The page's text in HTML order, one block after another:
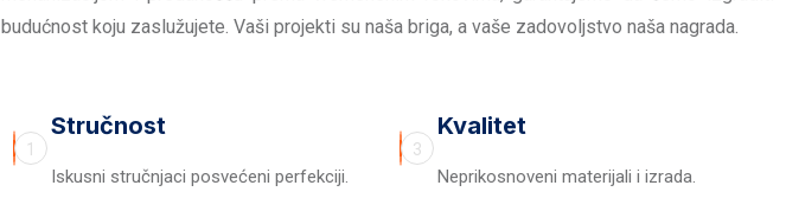
budućnost koju zaslužujete. Vaši projekti su naša briga, a vaše zadovoljstvo naša nagrada.
1
Stručnost
Iskusni stručnjaci posvećeni perfekciji.
3
Kvalitet
Neprikosnoveni materijali i izrada.